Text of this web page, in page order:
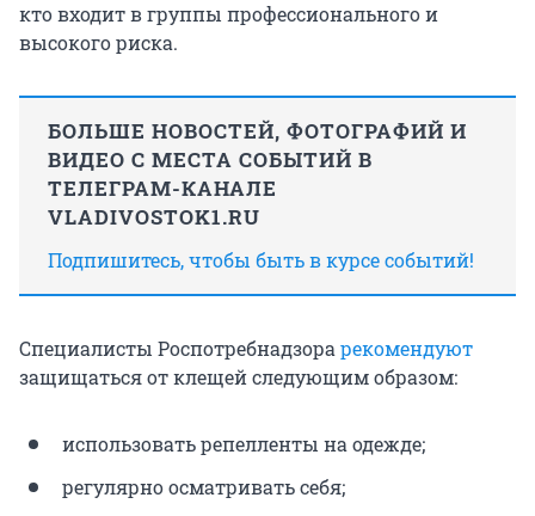
кто входит в группы профессионального и
высокого риска.
БОЛЬШЕ НОВОСТЕЙ, ФОТОГРАФИЙ И
ВИДЕО С МЕСТА СОБЫТИЙ В
ТЕЛЕГРАМ-КАНАЛЕ
VLADIVOSTOK1.RU
Подпишитесь, чтобы быть в курсе событий!
Специалисты Роспотребнадзорарекомендуют
защищаться от клещей следующим образом:
использовать репелленты на одежде;
регулярно осматривать себя;